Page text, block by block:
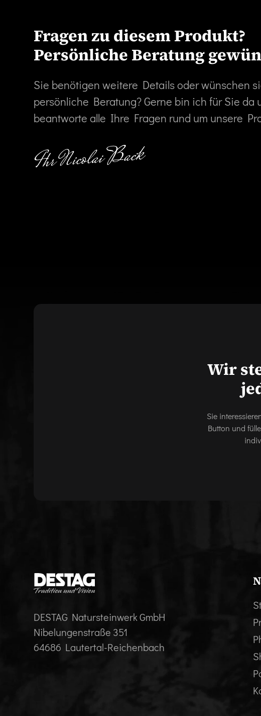
Fragen zu diesem Produkt?
Persönliche Beratung
Sie benötigen weitere Details oder wünschen
persönliche Beratung? Gerne bin ich für Sie da
beantworte alle Ihre Fragen rund um unsere
Wir
Sie
Button und
DESTAG Natursteinwerk GmbH
Nibelungenstraße 351
64686 Lautertal-Reichenbach